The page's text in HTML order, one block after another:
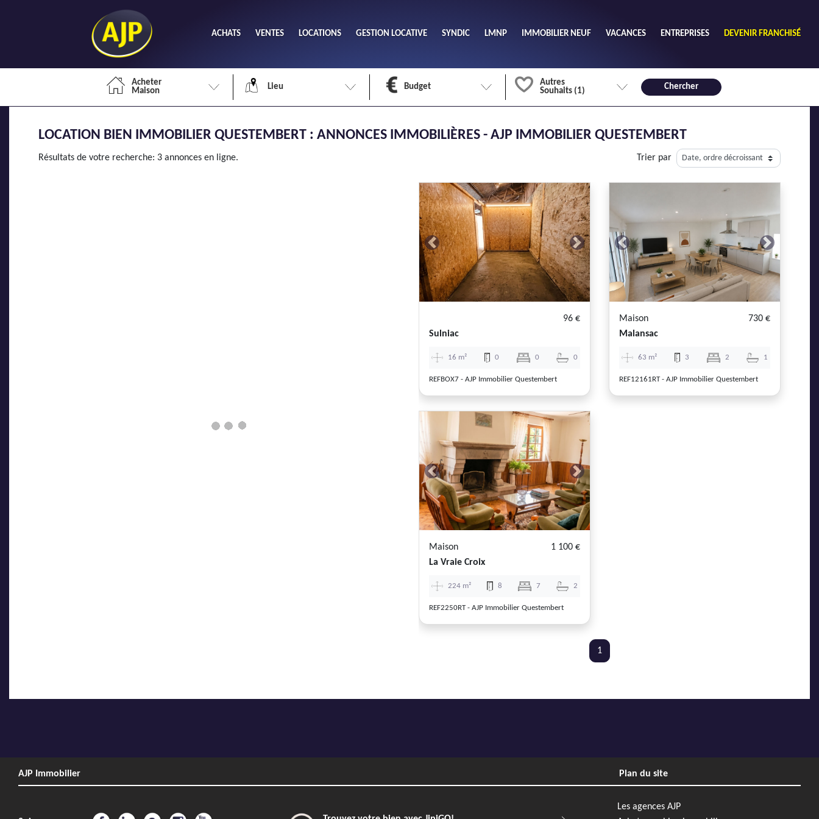
ACHATS VENTES LOCATIONS GESTION LOCATIVE SYNDIC LMNP IMMOBILIER NEUF VACANCES ENTREPRISES DEVENIR FRANCHISÉ
Acheter
Maison
Lieu Budget
min
Autres
Souhaits (1)
1
2 3
4 plus
Chercher
LOCATION BIEN IMMOBILIER QUESTEMBERT : ANNONCES IMMOBILIÈRES - AJP IMMOBILIER QUESTEMBERT
Résultats de votre recherche: 3 annonces en ligne. Trier par
Previous Next
96 €
Sulniac
16 m² 0 0 0
REFBOX7 - AJP Immobilier Questembert
Previous Next
Maison
730 €
Malansac
63 m² 3 2 1
REF12161RT - AJP Immobilier Questembert
Previous Next
Maison
1 100 €
La Vraie Croix
224 m² 8 7 2
REF2250RT - AJP Immobilier Questembert
1
AJP Immobilier Plan du site
Les agences AJP